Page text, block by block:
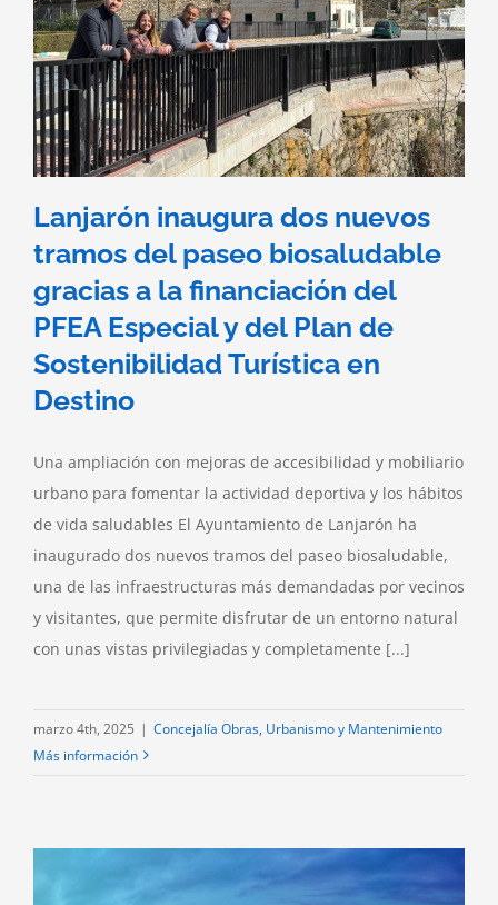
Lanjarón inaugura dos nuevos
tramos del paseo biosaludable
gracias a la financiación del
PFEA Especial y del Plan de
Sostenibilidad Turística en
Destino
Una ampliación con mejoras de accesibilidad y mobiliario
urbano para fomentar la actividad deportiva y los hábitos
de vida saludables El Ayuntamiento de Lanjarón ha
inaugurado dos nuevos tramos del paseo biosaludable,
una de las infraestructuras más demandadas por vecinos
y visitantes, que permite disfrutar de un entorno natural
con unas vistas privilegiadas y completamente [...]
marzo 4th, 2025 | Concejalía Obras, Urbanismo y Mantenimiento
Más información